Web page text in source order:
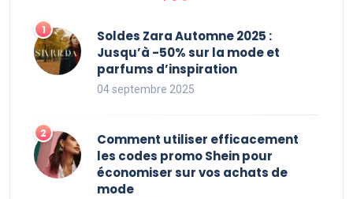
Soldes Zara Automne 2025 :
Jusqu’à -50% sur la mode et
parfums d’inspiration
04 septembre 2025
Comment utiliser efficacement
les codes promo Shein pour
économiser sur vos achats de
mode